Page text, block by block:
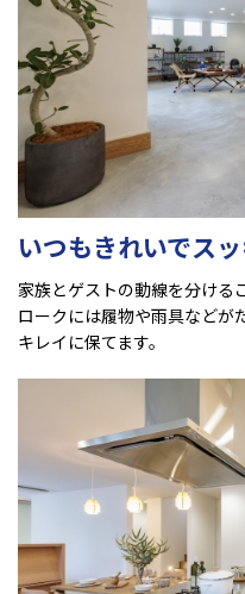
いつもきれいでス
家族とゲストの動線を分ける
ロークには履物や雨具などが
キレイに保てます。